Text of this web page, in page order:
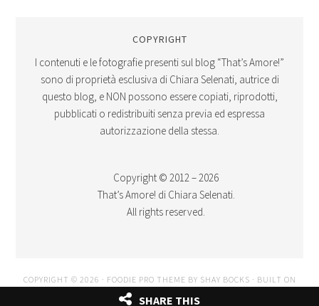
COPYRIGHT
I contenuti e le fotografie presenti sul blog “That’s Amore!”
sono di proprietà esclusiva di Chiara Selenati, autrice di
questo blog, e NON possono essere copiati, riprodotti,
pubblicati o redistribuiti senza previa ed espressa
autorizzazione della stessa.
Copyright © 2012 – 2026
That’s Amore! di Chiara Selenati.
All rights reserved.
COPYRIGHT © 2026 · FOODIE PRO THEME BY SHAY BOCKS · BUILT ON
GENESIS FRAMEWORK
SHARE THIS